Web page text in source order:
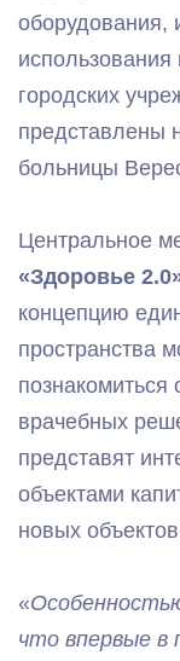
городских
представлены
больницы
Центральное
«Здоровье
концепцию
пространства
познакомиться
врачебных
представят
объектами
новых
«
что впервые в